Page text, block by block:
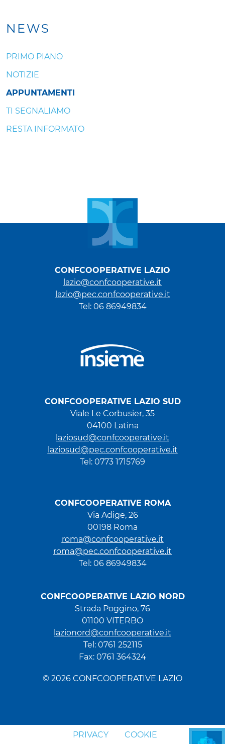
NEWS
PRIMO PIANO
NOTIZIE
APPUNTAMENTI
TI SEGNALIAMO
RESTA INFORMATO
CONFCOOPERATIVE LAZIO
lazio@confcooperative.it
lazio@pec.confcooperative.it
Tel: 06 86949834
CONFCOOPERATIVE LAZIO SUD
Viale Le Corbusier, 35
04100 Latina
laziosud@confcooperative.it
laziosud@pec.confcooperative.it
Tel: 0773 1715769
CONFCOOPERATIVE ROMA
Via Adige, 26
00198 Roma
roma@confcooperative.it
roma@pec.confcooperative.it
Tel: 06 86949834
CONFCOOPERATIVE LAZIO NORD
Strada Poggino, 76
01100 VITERBO
lazionord@confcooperative.it
Tel: 0761 252115
Fax: 0761 364324
© 2026 CONFCOOPERATIVE LAZIO
PRIVACY COOKIE